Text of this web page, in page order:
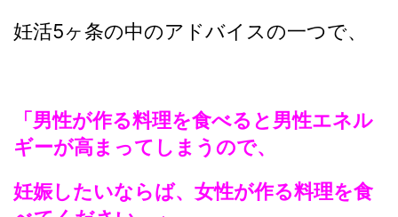
妊活5ヶ条の中のアドバイスの一つで、
「男性が作る料理を食べると男性エネル
ギーが高まってしまうので、
妊娠したいならば、女性が作る料理を食